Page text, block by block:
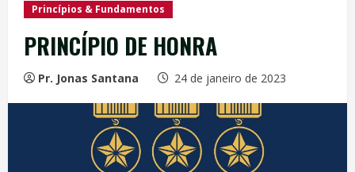
Princípios & Fundamentos
PRINCÍPIO DE HONRA
Pr. Jonas Santana 24 de janeiro de 2023